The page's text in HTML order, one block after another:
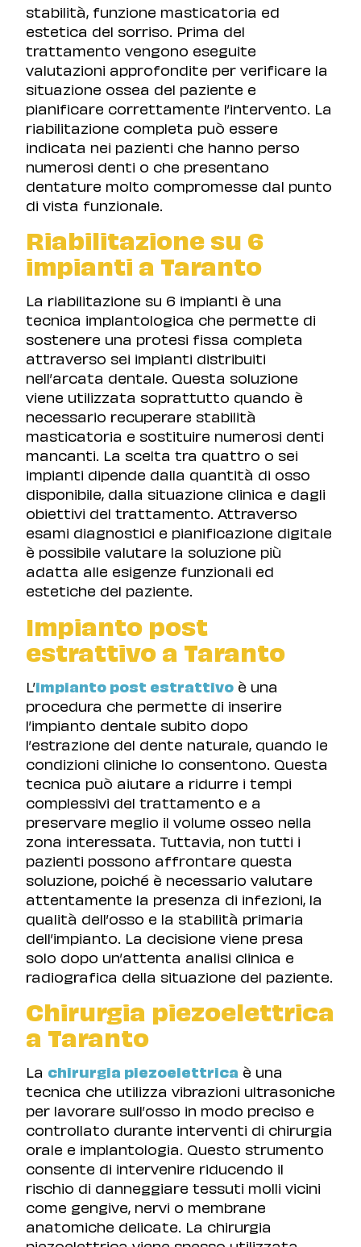
stabilità, funzione masticatoria ed
estetica del sorriso. Prima del
trattamento vengono eseguite
valutazioni approfondite per verificare la
situazione ossea del paziente e
pianificare correttamente l’intervento. La
riabilitazione completa può essere
indicata nei pazienti che hanno perso
numerosi denti o che presentano
dentature molto compromesse dal punto
di vista funzionale.
Riabilitazione su 6
impianti a Taranto
La riabilitazione su 6 impianti è una
tecnica implantologica che permette di
sostenere una protesi fissa completa
attraverso sei impianti distribuiti
nell’arcata dentale. Questa soluzione
viene utilizzata soprattutto quando è
necessario recuperare stabilità
masticatoria e sostituire numerosi denti
mancanti. La scelta tra quattro o sei
impianti dipende dalla quantità di osso
disponibile, dalla situazione clinica e dagli
obiettivi del trattamento. Attraverso
esami diagnostici e pianificazione digitale
è possibile valutare la soluzione più
adatta alle esigenze funzionali ed
estetiche del paziente.
Impianto post
estrattivo a Taranto
L’impianto post estrattivo è una
procedura che permette di inserire
l’impianto dentale subito dopo
l’estrazione del dente naturale, quando le
condizioni cliniche lo consentono. Questa
tecnica può aiutare a ridurre i tempi
complessivi del trattamento e a
preservare meglio il volume osseo nella
zona interessata. Tuttavia, non tutti i
pazienti possono affrontare questa
soluzione, poiché è necessario valutare
attentamente la presenza di infezioni, la
qualità dell’osso e la stabilità primaria
dell’impianto. La decisione viene presa
solo dopo un’attenta analisi clinica e
radiografica della situazione del paziente.
Chirurgia piezoelettrica
a Taranto
La chirurgia piezoelettrica è una
tecnica che utilizza vibrazioni ultrasoniche
per lavorare sull’osso in modo preciso e
controllato durante interventi di chirurgia
orale e implantologia. Questo strumento
consente di intervenire riducendo il
rischio di danneggiare tessuti molli vicini
come gengive, nervi o membrane
anatomiche delicate. La chirurgia